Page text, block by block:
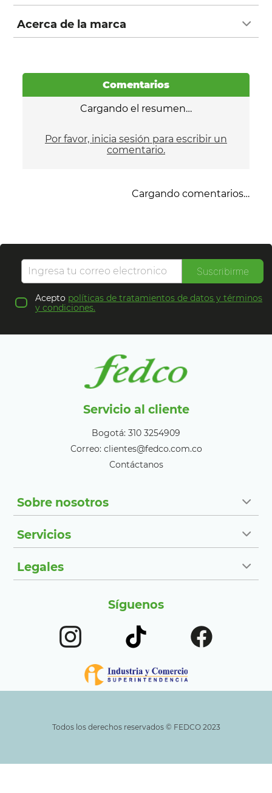
Acerca de la marca
Comentarios
Cargando el resumen…
Por favor, inicia sesión para escribir un
comentario.
Cargando comentarios…
Suscribirme
Acepto políticas de tratamientos de datos y términos
y condiciones.
Servicio al cliente
Bogotá: 310 3254909
Correo: clientes@fedco.com.co
Contáctanos
Sobre nosotros
Servicios
Legales
Síguenos
Todos los derechos reservados ©️ FEDCO 2023